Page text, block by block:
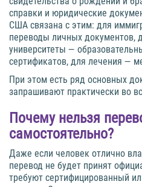
справки и юридические
США связана с этим: для
переводы личных документов,
университеты —
сертификатов, для лечения —
При этом есть ряд основных
запрашивают практически во
Почему нельзя
самостоятельно?
Даже если человек отлично
перевод не будет принят
требуют сертифицированный